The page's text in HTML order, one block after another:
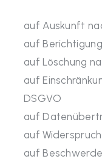
auf Auskunft
auf
auf Löschung
auf
DSGVO
auf
auf
auf